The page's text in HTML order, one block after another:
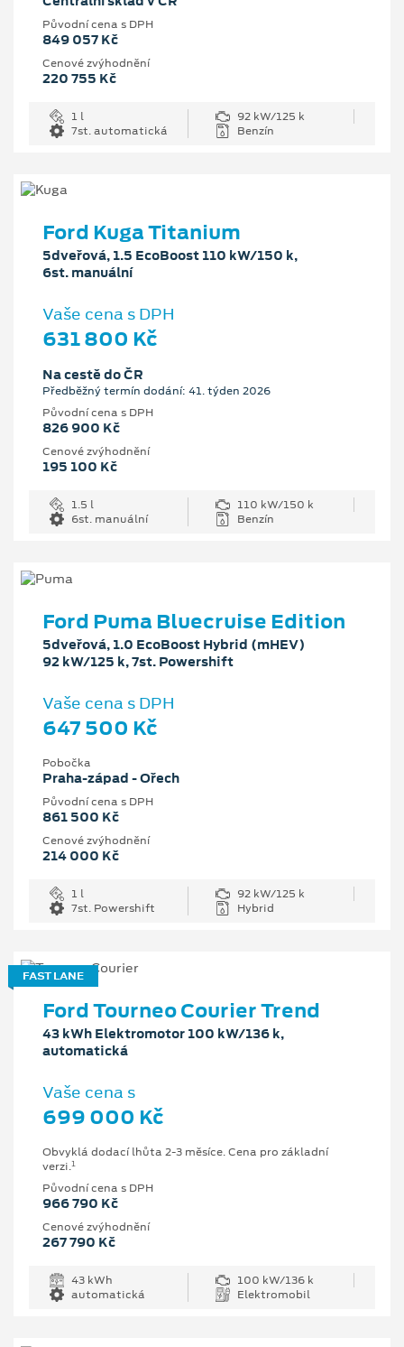
Původní cena s DPH
849 057 Kč
Cenové zvýhodnění
220 755 Kč
1 l
92 kW/125 k
7st. automatická
Benzín
Ford Kuga Titanium
5dveřová, 1.5 EcoBoost 110 kW/150 k,
6st. manuální
Vaše cena s DPH
631 800 Kč
Na cestě do ČR
Předběžný termín dodání: 41. týden 2026
Původní cena s DPH
826 900 Kč
Cenové zvýhodnění
195 100 Kč
1.5 l
110 kW/150 k
6st. manuální
Benzín
Ford Puma Bluecruise Edition
5dveřová, 1.0 EcoBoost Hybrid (mHEV)
92 kW/125 k, 7st. Powershift
Vaše cena s DPH
647 500 Kč
Pobočka
Praha-západ - Ořech
Původní cena s DPH
861 500 Kč
Cenové zvýhodnění
214 000 Kč
1 l
92 kW/125 k
7st. Powershift
Hybrid
FAST LANE
Ford Tourneo Courier Trend
43 kWh Elektromotor 100 kW/136 k,
automatická
Vaše cena s
699 000 Kč
Obvyklá dodací lhůta 2-3 měsíce. Cena pro základní
verzi.1
Původní cena s DPH
966 790 Kč
Cenové zvýhodnění
267 790 Kč
43 kWh
100 kW/136 k
automatická
Elektromobil